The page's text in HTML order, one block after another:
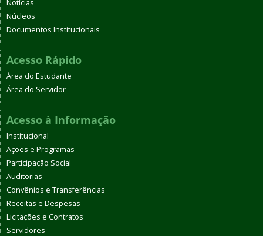
Notícias
Núcleos
Documentos Institucionais
Acesso Rápido
Área do Estudante
Área do Servidor
Acesso à Informação
Institucional
Ações e Programas
Participação Social
Auditorias
Convênios e Transferências
Receitas e Despesas
Licitações e Contratos
Servidores